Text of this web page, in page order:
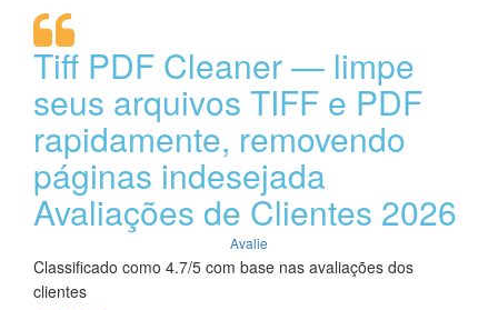
Tiff PDF Cleaner — limpe
seus arquivos TIFF e PDF
rapidamente, removendo
páginas indesejada
Avaliações de Clientes 2026
Avalie
Classificado como 4.7/5 com base nas avaliações dos
clientes